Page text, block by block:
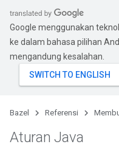
Google menggunakan
ke dalam bahasa pilihan
mengandung kesalahan.
Bazel Referensi
Aturan Java